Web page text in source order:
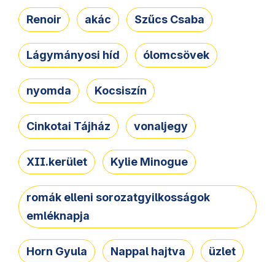
Renoir akác Szűcs Csaba
Lágymányosi híd ólomcsövek
nyomda Kocsiszín
Cinkotai Tájház vonaljegy
XII.kerület Kylie Minogue
romák elleni sorozatgyilkosságok
emléknapja
Horn Gyula Nappal hajtva üzlet